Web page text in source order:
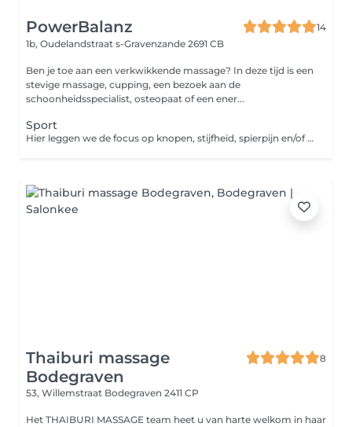
PowerBalanz
14
1b, Oudelandstraat s-Gravenzande 2691 CB
Ben je toe aan een verkwikkende massage? In deze tijd is een
stevige massage, cupping, een bezoek aan de
schoonheidsspecialist, osteopaat of een ener...
Sport
Hier leggen we de focus op knopen, stijfheid, spierpijn en/of gebieden waar wij andere knelpunten ontdekken. Deze massage wordt uitgevoerd in een hoger tempo. Hierbij worden veel rek en strek technieken gebruikt. Wanneer boek je een sportmassage? Indien er een onbalans ontstaat in het lichaam, door overbelasting kunnen er een aantal reacties ontstaan, zoals spierpijn, vermoeidheid, een minder goede doorbloeding, stijfheid en verhoogde spanning. Een sportmassage kan deze reacties wegnemen of verminderen. Een sportmassage is dus in de eerste plaats gericht om sporters weer fit te krijgen, maar kan ook ontspannend werken. Daarom kan het ook geschikt zijn voor niet sporters. Bij het toepassen van een sportmassage door een sportmasseur worden de volgende processen in gang gezet: In de huid en spieren gaan de haarvaten open staan, wat de doorbloeding aanzienlijk verbetert. Door deze betere doorbloeding worden afvalstoffen beter afgevoerd en kan spierpijn voorkomen worden. Zuurstof en andere voedingsstoffen weten de spieren beter te bereiken en helpen bij het herstel en opbouw De spierspanning neemt af door de inwendige druk van de massage.
Thaiburi massage
Bodegraven
8
53, Willemstraat Bodegraven 2411 CP
Het THAIBURI MASSAGE team heet u van harte welkom in haar